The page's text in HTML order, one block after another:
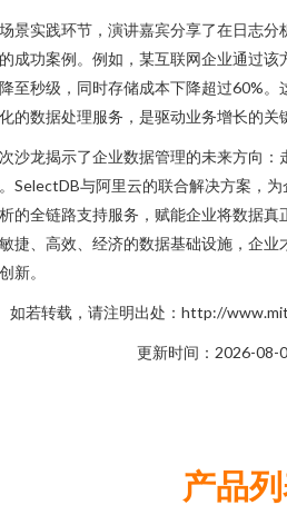
景实践环节，演讲嘉宾分享了在日志
成功案例。例如，某互联网企业通过
至秒级，同时存储成本下降超过60%
的数据处理服务，是驱动业务增长的关
沙龙揭示了企业数据管理的未来方向：
SelectDB与阿里云的联合解决方案，
的全链路支持服务，赋能企业将数据
捷、高效、经济的数据基础设施，企
新。
如若转载，请注明出处：http://
更新时间：2026-08-
产品